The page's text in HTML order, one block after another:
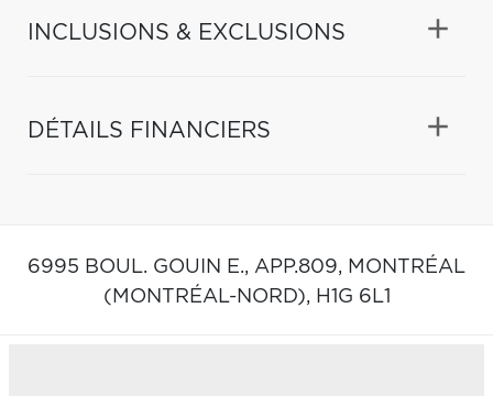
INCLUSIONS & EXCLUSIONS
DÉTAILS FINANCIERS
6995 BOUL. GOUIN E., APP.809, MONTRÉAL
(MONTRÉAL-NORD), H1G 6L1